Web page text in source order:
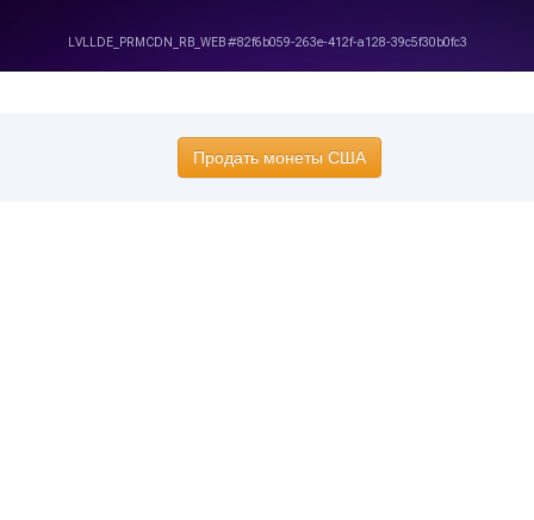
Продать монеты США